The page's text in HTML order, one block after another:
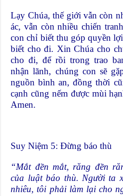
Lạy Chúa, thế giới vẫn còn
ác, vẫn còn nhiều chiến
con chỉ biết thu góp quyền
biết cho đi. Xin Chúa cho
cho đi, để rồi trong trao
nhận lãnh, chúng con sẽ
nguồn bình an, đồng thời
cạnh cũng nếm được mùi
Amen.
Suy Niệm 5: Ðừng báo thù
“Mắt đền mắt, răng đền
của luật báo thù. Người ta
nhiêu, tôi phải làm lại cho